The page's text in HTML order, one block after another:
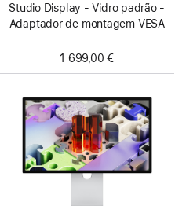
Studio Display - Vidro padrão -
Adaptador de montagem VESA
1 699,00 €